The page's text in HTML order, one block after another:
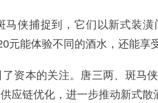
马侠捕捉到，它们以新式装
元能体验不同的酒水，还能享
资本的关注。唐三两、斑马
应链优化，进一步推动新式散